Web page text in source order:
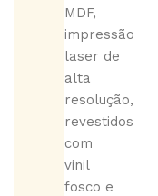
MDF,
impressão
laser de
alta
resolução,
revestidos
com
vinil
fosco e